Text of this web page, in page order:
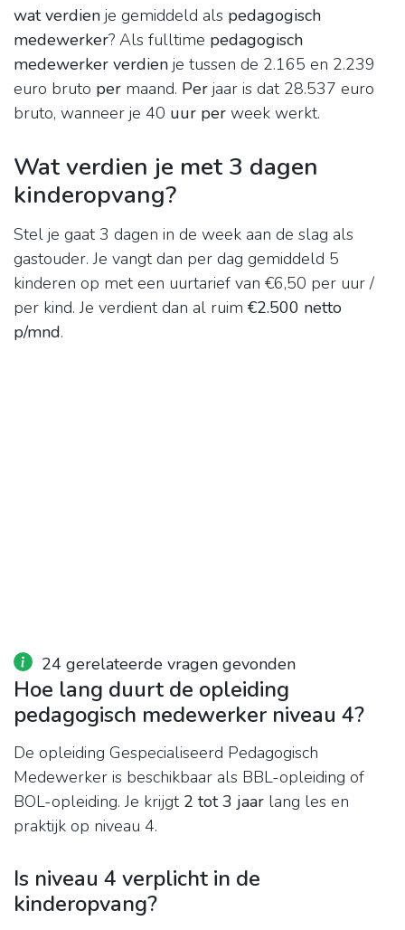
wat verdien je gemiddeld als pedagogisch
medewerker? Als fulltime pedagogisch
medewerker verdien je tussen de 2.165 en 2.239
euro bruto per maand. Per jaar is dat 28.537 euro
bruto, wanneer je 40 uur per week werkt.
Wat verdien je met 3 dagen
kinderopvang?
Stel je gaat 3 dagen in de week aan de slag als
gastouder. Je vangt dan per dag gemiddeld 5
kinderen op met een uurtarief van €6,50 per uur /
per kind. Je verdient dan al ruim €2.500 netto
p/mnd.
24 gerelateerde vragen gevonden
Hoe lang duurt de opleiding
pedagogisch medewerker niveau 4?
De opleiding Gespecialiseerd Pedagogisch
Medewerker is beschikbaar als BBL-opleiding of
BOL-opleiding. Je krijgt 2 tot 3 jaar lang les en
praktijk op niveau 4.
Is niveau 4 verplicht in de
kinderopvang?